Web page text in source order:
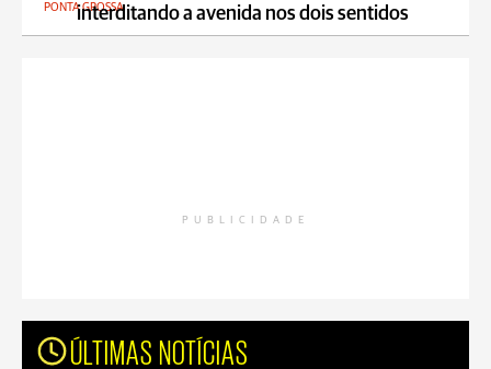
interditando a avenida nos dois sentidos
PONTA GROSSA
PUBLICIDADE
ÚLTIMAS NOTÍCIAS